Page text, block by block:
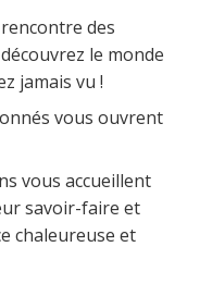
des
le monde
jamais vu !
vous ouvrent
vous accueillent
savoir-faire et
chaleureuse et